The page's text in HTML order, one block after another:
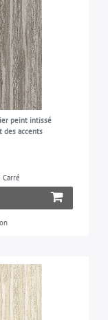
peint intissé
des accents